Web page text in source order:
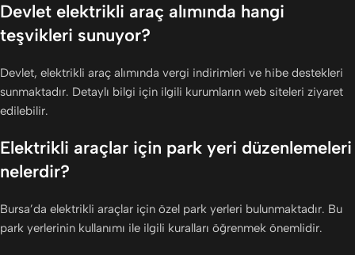
Devlet elektrikli araç alımında hangi
teşvikleri sunuyor?
Devlet, elektrikli araç alımında vergi indirimleri ve hibe destekleri
sunmaktadır. Detaylı bilgi için ilgili kurumların web siteleri ziyaret
edilebilir.
Elektrikli araçlar için park yeri düzenlemeleri
nelerdir?
Bursa’da elektrikli araçlar için özel park yerleri bulunmaktadır. Bu
park yerlerinin kullanımı ile ilgili kuralları öğrenmek önemlidir.